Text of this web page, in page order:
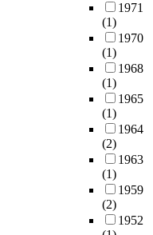
1971
(1)
1970
(1)
1968
(1)
1965
(1)
1964
(2)
1963
(1)
1959
(2)
1952